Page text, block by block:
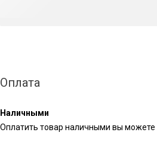
Оплата
Наличными
Оплатить товар наличными вы можете